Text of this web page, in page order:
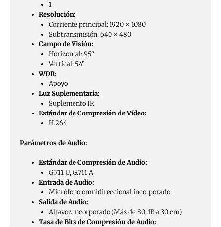
1
Resolución:
Corriente principal: 1920 × 1080
Subtransmisión: 640 × 480
Campo de Visión:
Horizontal: 95°
Vertical: 54°
WDR:
Apoyo
Luz Suplementaria:
Suplemento IR
Estándar de Compresión de Vídeo:
H.264
Parámetros de Audio:
Estándar de Compresión de Audio:
G.711 U, G.711 A
Entrada de Audio:
Micrófono omnidireccional incorporado
Salida de Audio:
Altavoz incorporado (Más de 80 dB a 30 cm)
Tasa de Bits de Compresión de Audio: